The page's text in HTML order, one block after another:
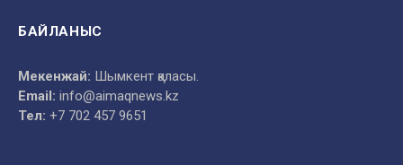
БАЙЛАНЫС
Мекенжай: Шымкент қаласы.
Email: info@aimaqnews.kz
Тел: +7 702 457 9651